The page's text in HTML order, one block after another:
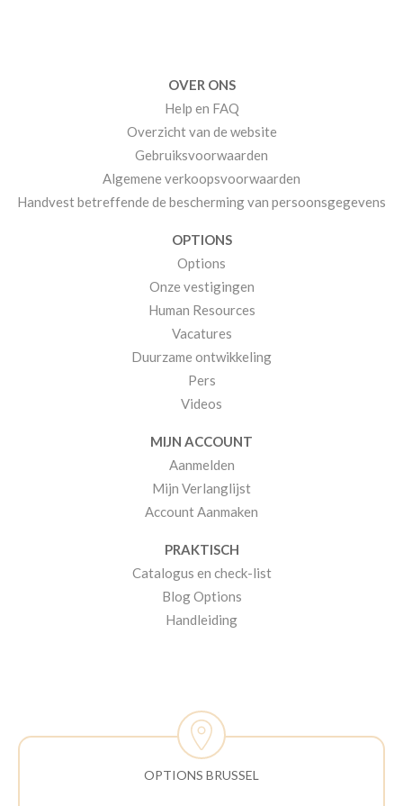
OVER ONS
Help en FAQ
Overzicht van de website
Gebruiksvoorwaarden
Algemene verkoopsvoorwaarden
Handvest betreffende de bescherming van persoonsgegevens
OPTIONS
Options
Onze vestigingen
Human Resources
Vacatures
Duurzame ontwikkeling
Pers
Videos
MIJN ACCOUNT
Aanmelden
Mijn Verlanglijst
Account Aanmaken
PRAKTISCH
Catalogus en check-list
Blog Options
Handleiding
OPTIONS BRUSSEL